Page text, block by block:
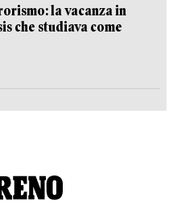
la vacanza in
che studiava come